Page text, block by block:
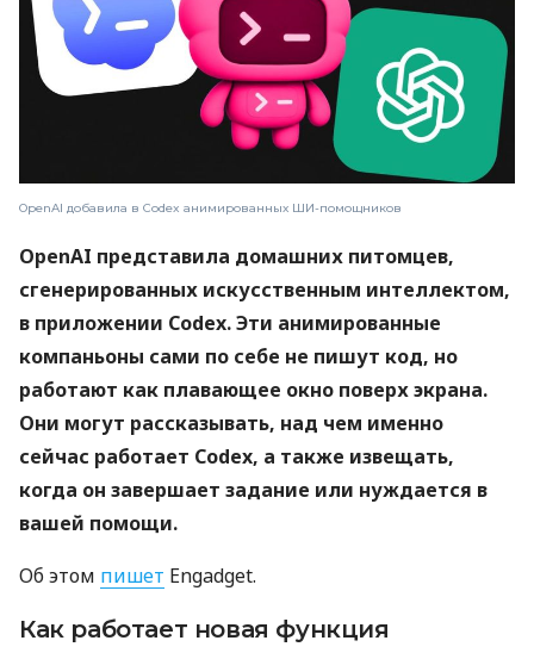
OpenAI добавила в Codex анимированных ШИ-помощников
OpenAI представила домашних питомцев,
сгенерированных искусственным интеллектом,
в приложении Codex. Эти анимированные
компаньоны сами по себе не пишут код, но
работают как плавающее окно поверх экрана.
Они могут рассказывать, над чем именно
сейчас работает Codex, а также извещать,
когда он завершает задание или нуждается в
вашей помощи.
Об этом пишет Engadget.
Как работает новая функция